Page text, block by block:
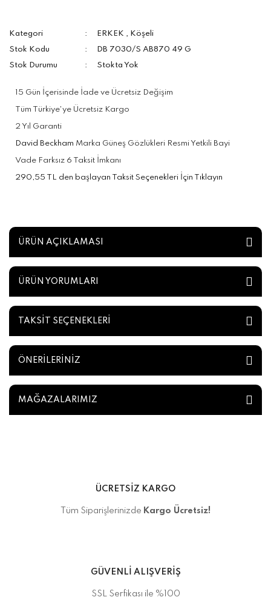
Kategori ERKEK , Köşeli
Stok Kodu
DB 7030/S AB870 49 G
Stok Durumu
Stokta Yok
15 Gün İçerisinde İade ve Ücretsiz Değişim
Tüm Türkiye'ye Ücretsiz Kargo
2 Yıl Garanti
David Beckham Marka Güneş Gözlükleri Resmi Yetkili Bayi
Vade Farksız 6 Taksit İmkanı
290,55 TL den başlayan Taksit Seçenekleri İçin Tıklayın
ÜRÜN AÇIKLAMASI
ÜRÜN YORUMLARI
TAKSİT SEÇENEKLERİ
ÖNERİLERİNİZ
MAĞAZALARIMIZ
ÜCRETSİZ KARGO
Tüm Siparişlerinizde Kargo Ücretsiz!
GÜVENLİ ALIŞVERİŞ
SSL Serfikası ile %100